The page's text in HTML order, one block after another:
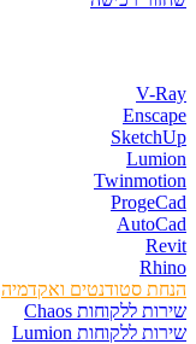
V-Ray
Enscape
SketchUp
Lumion
Twinmotion
ProgeCad
AutoCad
Revit
Rhino
הנחת סטודנטים ואקדמיה
שירות ללקוחות Chaos
שירות ללקוחות Lumion